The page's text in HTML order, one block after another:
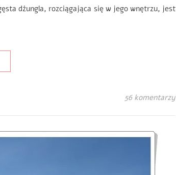
dżungla, rozciągająca się w jego wnętrzu, jest
56 komentarzy